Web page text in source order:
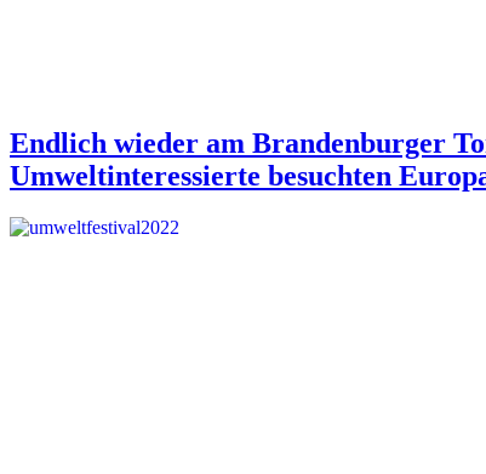
Endlich wieder am Brandenburger
Umweltinteressierte besuchten